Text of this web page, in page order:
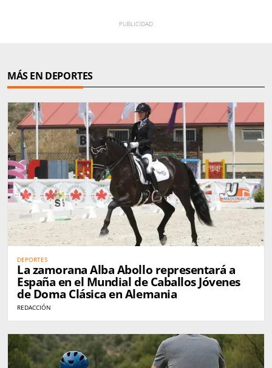
MÁS EN DEPORTES
DEPORTES
La zamorana Alba Abollo representará a
España en el Mundial de Caballos Jóvenes
de Doma Clásica en Alemania
REDACCIÓN